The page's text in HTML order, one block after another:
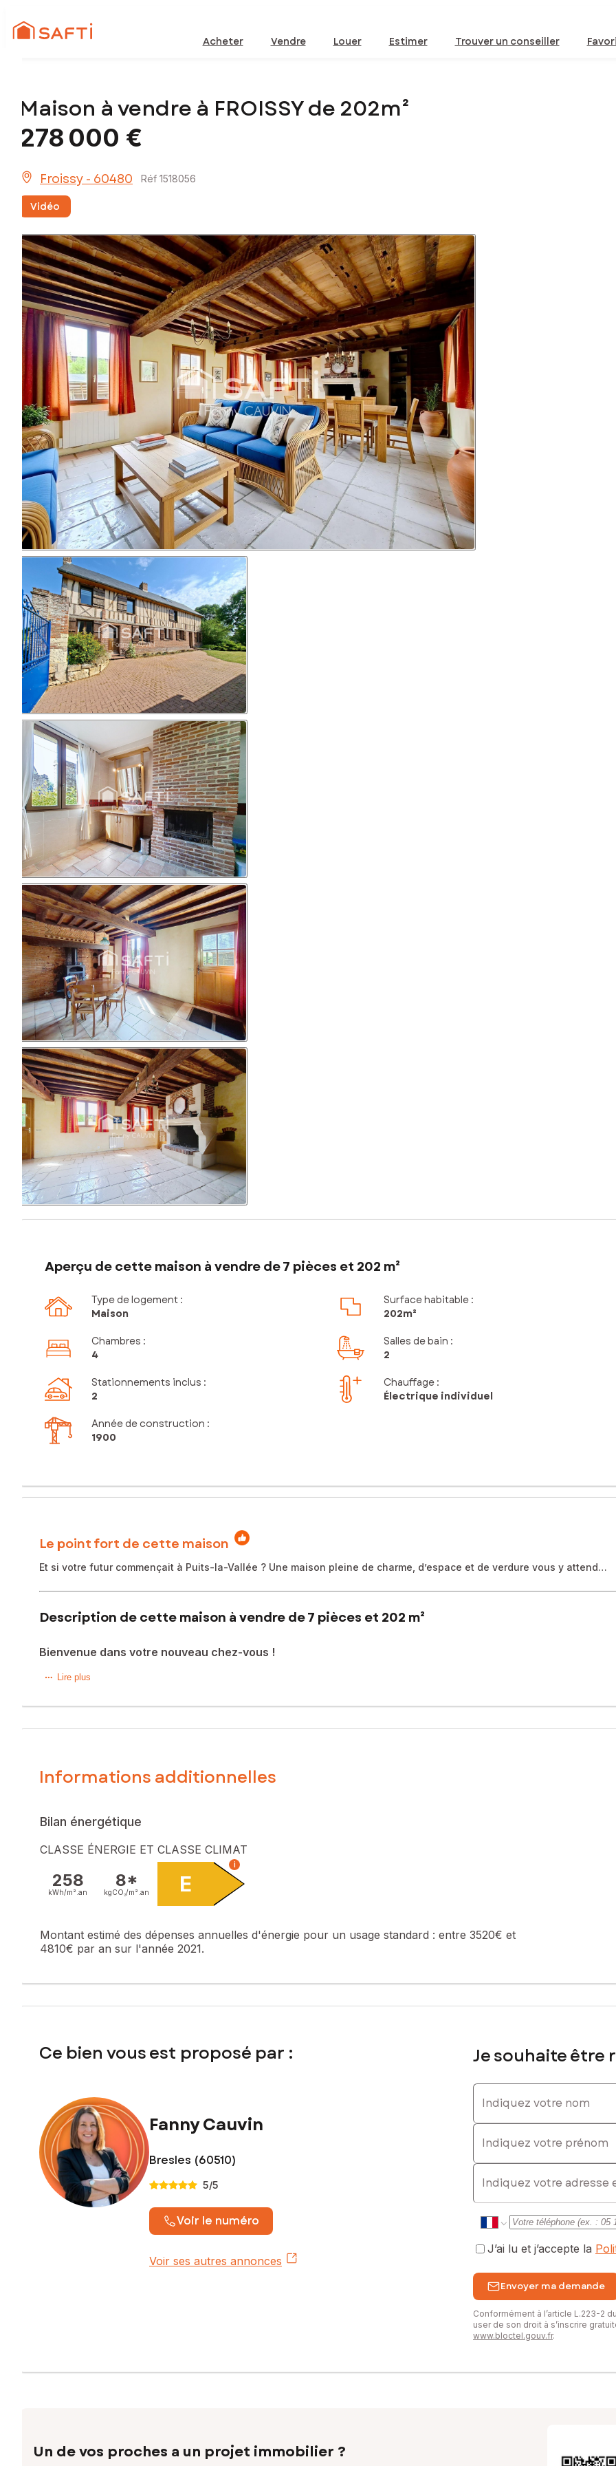
Acheter Vendre Louer Estimer Trouver un conseiller
Maison à vendre à FROISSY de 202m²
278 000 €
Froissy - 60480 Réf 1518056
Vidéo
Aperçu de cette maison à vendre de 7 pièces et 202 m²
Type de logement :
Maison
Surface habitable :
202m²
Chambres :
4
Salles de bain :
2
Stationnements inclus :
2
Chauffage :
Électrique individuel
Année de construction :
1900
Le point fort de cette maison
Et si votre futur commençait à Puits-la-Vallée ? Une maison pleine de charme, d’espace et de verdure vous y attend…
Description de cette maison à vendre de 7 pièces et 202 m²
Bienvenue dans votre nouveau chez-vous !
Nouveauté à Puits-la-Vallée (60480)
À seulement 20 minutes de Beauvais et 10 minutes de Crèvecœur-le-Grand, découvrez cette maison ancienne de caractère
Édifiée sur un terrain de plus de 2 500 m², elle dispose également de dépendances offrant de nombreuses possibilités
Une propriété familiale aux beaux volumes, idéale pour ceux qui recherchent espace, tranquillité et potentiel.
Pour plus d'informations ou organiser une visite, contactez-moi.??
Les informations sur les risques auxquels ce bien est exposé sont disponibles sur le site Géorisques : www.georisques.gouv.fr
Prix de vente : 278 000 €
Contactez votre conseiller SAFTI : Fanny CAUVIN, Tél. : 0613600072, E-mail : fanny.cauvin@safti.fr - EI - Agent commercial
Lire plus
Informations additionnelles
Bilan énergétique
CLASSE ÉNERGIE ET CLASSE CLIMAT
258
kWh/m². an
8*
kgCO₂/m². an E
i
Montant estimé des dépenses annuelles d'énergie pour un usage standard : entre 3520€ et
4810€ par an sur l'année 2021.
Ce bien vous est proposé par :
Fanny Cauvin
Bresles (60510)
5/5
Voir le numéro
Voir ses autres annonces
Je souhaite être
Indiquez votre nom
Indiquez votre prénom
E-mail
J’ai lu et j’accepte la
Envoyer ma demande
Conformément à l’article L.223-2
user de son droit à s’inscrire
www.bloctel.gouv.fr.
Un de vos proches a un projet immobilier ?